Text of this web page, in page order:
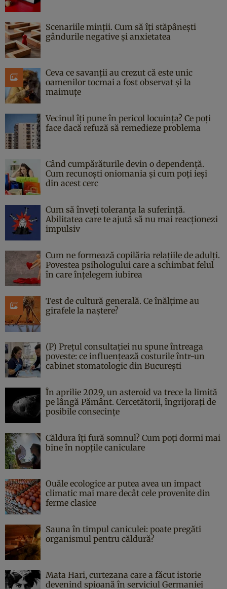
Scenariile minții. Cum să îți stăpânești
gândurile negative și anxietatea
Ceva ce savanții au crezut că este unic
oamenilor tocmai a fost observat și la
maimuțe
Vecinul îți pune în pericol locuința? Ce poți
face dacă refuză să remedieze problema
Când cumpărăturile devin o dependență.
Cum recunoști oniomania și cum poți ieși
din acest cerc
Cum să înveți toleranța la suferință.
Abilitatea care te ajută să nu mai reacționezi
impulsiv
Cum ne formează copilăria relațiile de adulți.
Povestea psihologului care a schimbat felul
în care înțelegem iubirea
Test de cultură generală. Ce înălțime au
girafele la naștere?
(P) Prețul consultației nu spune întreaga
poveste: ce influențează costurile într-un
cabinet stomatologic din București
În aprilie 2029, un asteroid va trece la limită
pe lângă Pământ. Cercetătorii, îngrijorați de
posibile consecințe
Căldura îți fură somnul? Cum poți dormi mai
bine în nopțile caniculare
Ouăle ecologice ar putea avea un impact
climatic mai mare decât cele provenite din
ferme clasice
Sauna în timpul caniculei: poate pregăti
organismul pentru căldură?
Mata Hari, curtezana care a făcut istorie
devenind spioană în serviciul Germaniei